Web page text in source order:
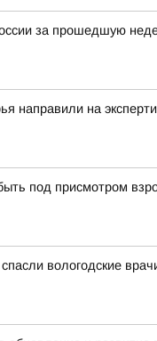
за прошедшую
направили на
под присмотром
вологодские